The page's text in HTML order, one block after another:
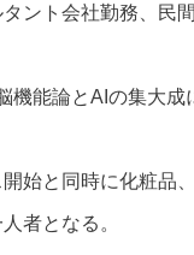
タント会社勤務、民
機能論とAIの集大
始と同時に化粧品
者となる。